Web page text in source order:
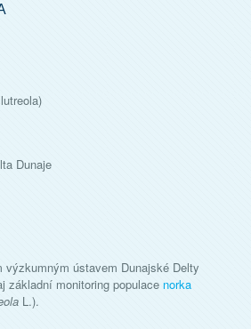
Dunaje
výzkumným ústavem Dunajské Delty
základní monitoring populace norka
L.).